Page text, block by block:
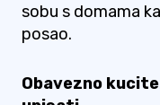
sobu s domama
posao.
Obavezno